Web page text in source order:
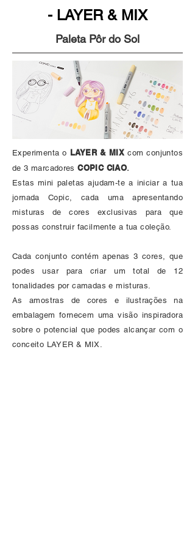
- LAYER & MIX
Paleta Pôr do Sol
Experimenta o LAYER & MIXcom conjuntos
de 3 marcadoresCOPIC CIAO.
Estas mini paletas ajudam-te a iniciar a tua
jornada Copic, cada uma apresentando
misturas de cores exclusivas para que
possas construir facilmente a tua coleção.
Cada conjunto contém apenas 3 cores, que
podes usar para criar um total de 12
tonalidades por camadas e misturas.
As amostras de cores e ilustrações na
embalagem fornecem uma visão inspiradora
sobre o potencial que podes alcançar com o
conceito LAYER & MIX.